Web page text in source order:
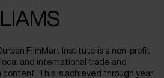
FilmMart Institute is a non-profit
and international trade and
content. This is achieved through year